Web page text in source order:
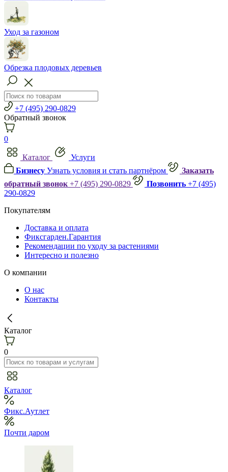
Уход за газоном
Обрезка плодовых деревьев
+7 (495) 290-0829
Обратный звонок
0
Каталог
Услуги
Бизнесу Узнать условия и стать партнёром
Заказать
обратный звонок +7 (495) 290-0829 Позвонить +7 (495)
290-0829
Покупателям
Доставка и оплата
Фиксгарден.Гарантия
Рекомендации по уходу за растениями
Интересно и полезно
О компании
О нас
Контакты
Каталог
0
Каталог
Фикс.Аутлет
Почти даром